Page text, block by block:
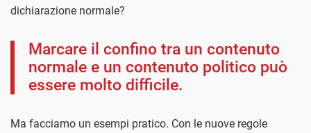
dichiarazione normale?
Marcare il confino tra un contenuto
normale e un contenuto politico può
essere molto difficile.
Ma facciamo un esempi pratico. Con le nuove regole